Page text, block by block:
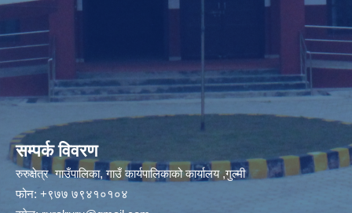
सम्पर्क विवरण
रुरुक्षेत्र गाउँपालिका, गाउँ कार्यपालिकाको कार्यालय ,गुल्मी
फोन: +९७७ ७९४१०१०४